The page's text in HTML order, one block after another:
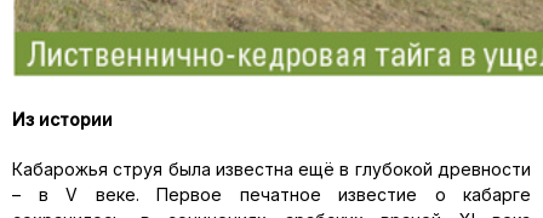
Из истории
Кабарожья струя была известна ещё в глубокой древности
– в V веке. Первое печатное известие о кабарге